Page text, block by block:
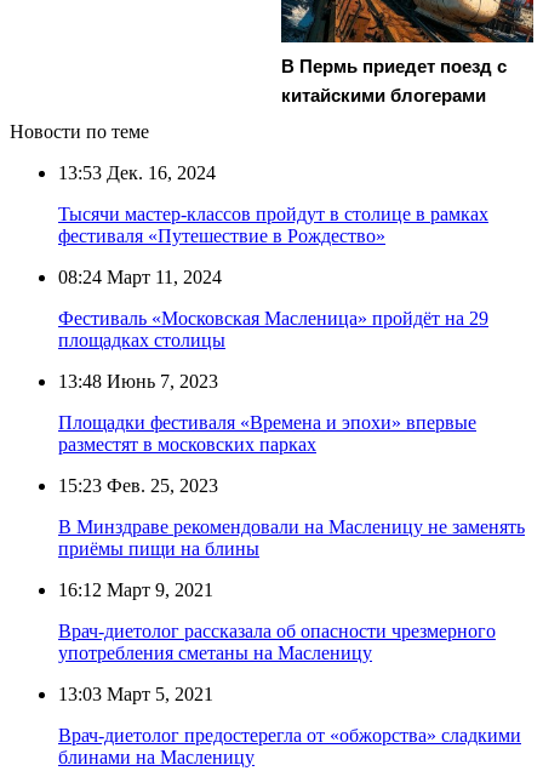
В Пермь приедет поезд с
китайскими блогерами
Новости по теме
13:53 Дек. 16, 2024
Тысячи мастер-классов пройдут в столице в рамках
фестиваля «Путешествие в Рождество»
08:24 Март 11, 2024
Фестиваль «Московская Масленица» пройдёт на 29
площадках столицы
13:48 Июнь 7, 2023
Площадки фестиваля «Времена и эпохи» впервые
разместят в московских парках
15:23 Фев. 25, 2023
В Минздраве рекомендовали на Масленицу не заменять
приёмы пищи на блины
16:12 Март 9, 2021
Врач-диетолог рассказала об опасности чрезмерного
употребления сметаны на Масленицу
13:03 Март 5, 2021
Врач-диетолог предостерегла от «обжорства» сладкими
блинами на Масленицу